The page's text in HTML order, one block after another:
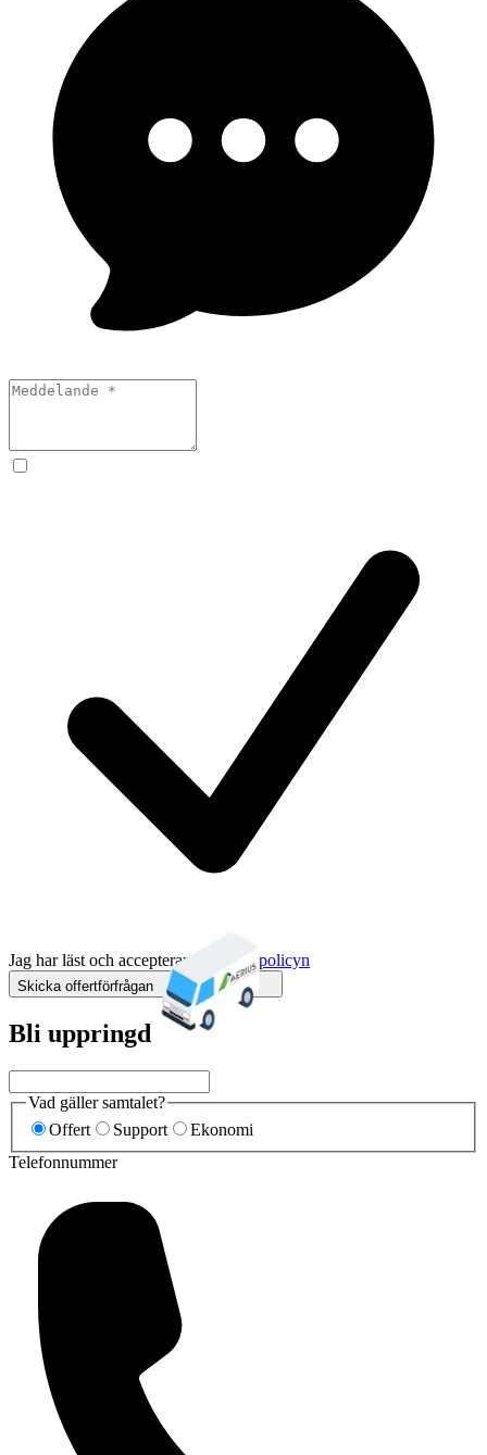
Jag har läst och accepterar integritetspolicyn
Skicka offertförfrågan
Bli uppringd
Vad gäller samtalet?
Offert
Support
Ekonomi
Telefonnummer